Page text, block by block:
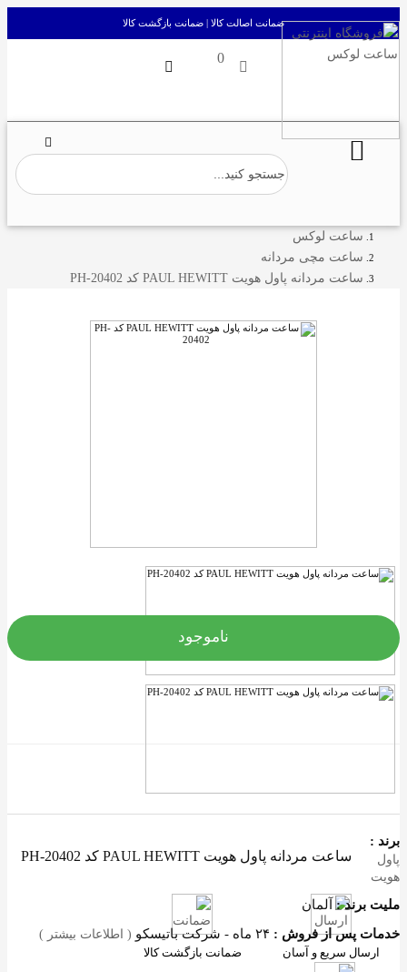
ضمانت اصالت کالا | ضمانت بازگشت کالا
ساعت لوکس
ساعت مچی مردانه
ساعت مردانه پاول هویت PAUL HEWITT کد PH-20402
ساعت مردانه پاول هویت PAUL HEWITT کد PH-20402
:
برند :آلمان
پس از فروش : ۲۴ ماه - شرکت باتیسکو ( اطلاعات بیشتر )
ناموجود
ارسال سریع و آسان ضمانت بازگشت کالا